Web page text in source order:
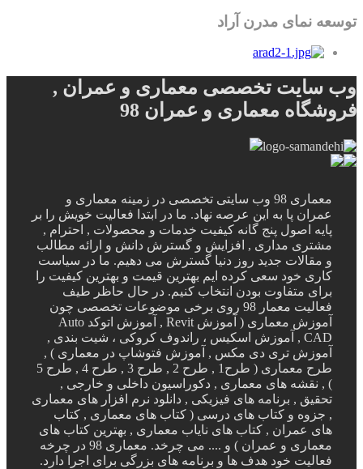
توسعه نمای مدرن آراد
وب سایت تخصصی معماری و عمران ,
فروشگاه معماری و عمران 98
معماری 98 وب سایتی تخصصی در زمینه معماری و
عمران پا به این عرصه نهاد. ما در ابتدا فعالیت خویش را بر
پایه اصول پنج گانه کیفیت خدمات و محصولات , احترام ,
مشتری مداری , افزایش و گسترش دانش و ارائه مطالب
و مقالات جدید روز دنیا گسترش می دهیم. ما در سیاست
کاری خود سعی کرده ایم بهترین قیمت و بهترین کیفیت را
برای متفاوت بودن انتخاب کنیم. در حال حاظر طیف
فعالیت معمار 98 روی برخی موضوعات تخصصی چون
آموزش معماری ( آموزش Revit , آموزش اتوکد Auto
CAD , آموزش اسکیس ، راندوف کروکی ، شیت بندی ,
آموزش تری دی مکس , آموزش فتوشاپ در معماری ) ,
طرح معماری ( طرح1 , طرح 2 , طرح 3 , طرح 4 , طرح 5
) , نقشه های معماری , دکوراسیون داخلی و خارجی ,
تحقیق , برنامه های فیزیکی , دانلود نرم افزار های معماری
, جزوه و کتاب های درسی ( کتاب های معماری , کتاب
های عمران , کتاب های نایاب معماری , بهترین کتاب های
معماری و عمران ) و .... می چرخد. معماری 98 در چرخه
فعالیت خود هدف ها و برنامه های بزرگی برای اجرا دارد.